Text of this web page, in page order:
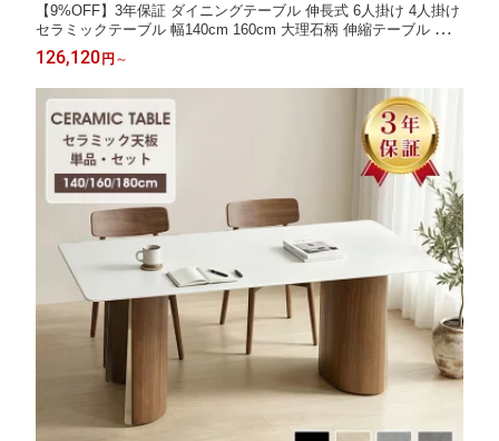
【9%OFF】3年保証 ダイニングテーブル 伸長式 6人掛け 4人掛け
セラミックテーブル 幅140cm 160cm 大理石柄 伸縮テーブル 北欧
テーブル ダイニング おしゃれ 伸縮 ダイニングセット 大理石調
単品 5点セット 白 グレー 金属脚 高級 食卓 長方形 ホワイト 会議
室
126,120 円 ～